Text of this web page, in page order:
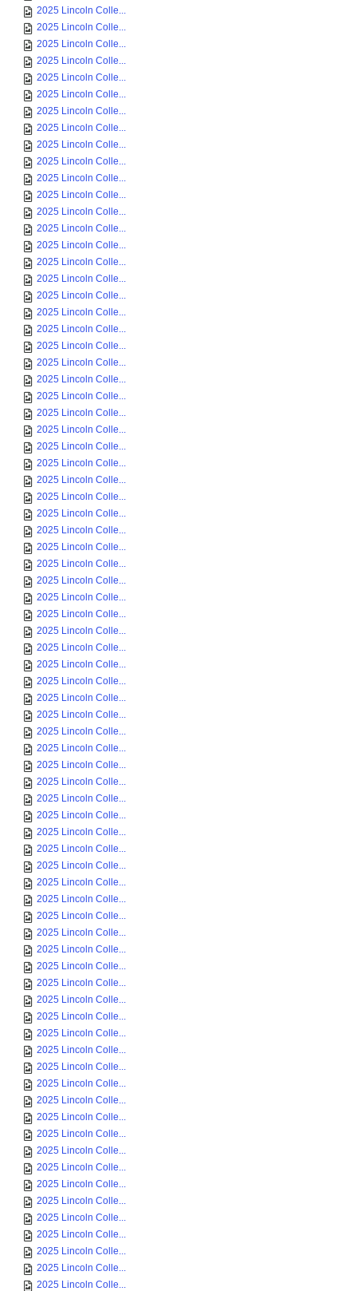
2025 Lincoln Colle...
2025 Lincoln Colle...
2025 Lincoln Colle...
2025 Lincoln Colle...
2025 Lincoln Colle...
2025 Lincoln Colle...
2025 Lincoln Colle...
2025 Lincoln Colle...
2025 Lincoln Colle...
2025 Lincoln Colle...
2025 Lincoln Colle...
2025 Lincoln Colle...
2025 Lincoln Colle...
2025 Lincoln Colle...
2025 Lincoln Colle...
2025 Lincoln Colle...
2025 Lincoln Colle...
2025 Lincoln Colle...
2025 Lincoln Colle...
2025 Lincoln Colle...
2025 Lincoln Colle...
2025 Lincoln Colle...
2025 Lincoln Colle...
2025 Lincoln Colle...
2025 Lincoln Colle...
2025 Lincoln Colle...
2025 Lincoln Colle...
2025 Lincoln Colle...
2025 Lincoln Colle...
2025 Lincoln Colle...
2025 Lincoln Colle...
2025 Lincoln Colle...
2025 Lincoln Colle...
2025 Lincoln Colle...
2025 Lincoln Colle...
2025 Lincoln Colle...
2025 Lincoln Colle...
2025 Lincoln Colle...
2025 Lincoln Colle...
2025 Lincoln Colle...
2025 Lincoln Colle...
2025 Lincoln Colle...
2025 Lincoln Colle...
2025 Lincoln Colle...
2025 Lincoln Colle...
2025 Lincoln Colle...
2025 Lincoln Colle...
2025 Lincoln Colle...
2025 Lincoln Colle...
2025 Lincoln Colle...
2025 Lincoln Colle...
2025 Lincoln Colle...
2025 Lincoln Colle...
2025 Lincoln Colle...
2025 Lincoln Colle...
2025 Lincoln Colle...
2025 Lincoln Colle...
2025 Lincoln Colle...
2025 Lincoln Colle...
2025 Lincoln Colle...
2025 Lincoln Colle...
2025 Lincoln Colle...
2025 Lincoln Colle...
2025 Lincoln Colle...
2025 Lincoln Colle...
2025 Lincoln Colle...
2025 Lincoln Colle...
2025 Lincoln Colle...
2025 Lincoln Colle...
2025 Lincoln Colle...
2025 Lincoln Colle...
2025 Lincoln Colle...
2025 Lincoln Colle...
2025 Lincoln Colle...
2025 Lincoln Colle...
2025 Lincoln Colle...
2025 Lincoln Colle...